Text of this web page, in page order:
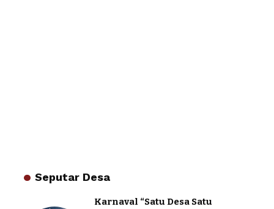
Seputar Desa
Karnaval “Satu Desa Satu